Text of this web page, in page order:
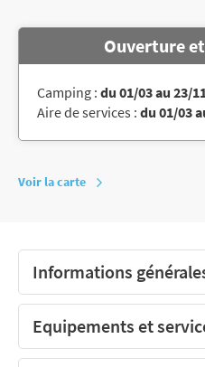
Ouverture
Camping : du 01/03 au 23/
Aire de services : du 01/03
Voir la carte
Informations
Equipements et